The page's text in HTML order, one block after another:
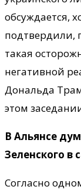
обсуждается,
подтвердили,
такая
негативной
Дональда
этом
В Альянсе
Зеленского в
Согласно